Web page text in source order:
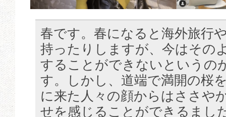
春です。春になると海外旅行
持ったりしますが、今はその
することができないというの
す。しかし、道端で満開の桜
に来た人々の顔からはささや
せを感じることができるまし